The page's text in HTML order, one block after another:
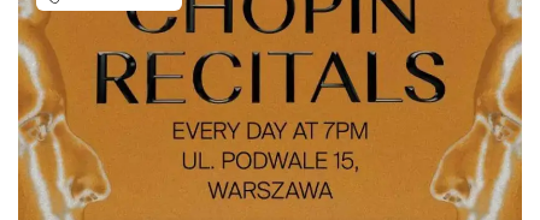
ZDJĘCIA
W WARSZAWIE
MARKETPLACE